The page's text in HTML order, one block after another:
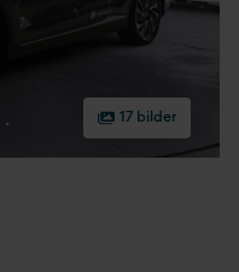
17 bilder